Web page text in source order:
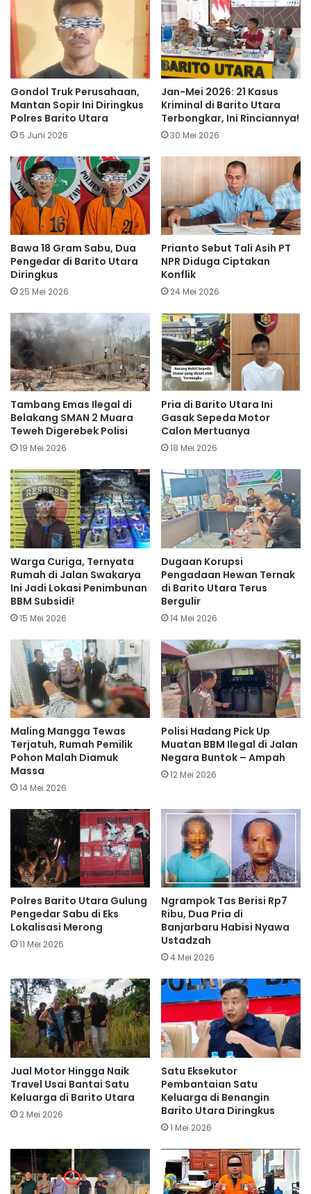
Gondol Truk Perusahaan,
Mantan Sopir Ini Diringkus
Polres Barito Utara
5 Juni 2026
Jan-Mei 2026: 21 Kasus
Kriminal di Barito Utara
Terbongkar, Ini Rinciannya!
30 Mei 2026
Bawa 18 Gram Sabu, Dua
Pengedar di Barito Utara
Diringkus
25 Mei 2026
Prianto Sebut Tali Asih PT
NPR Diduga Ciptakan
Konflik
24 Mei 2026
Tambang Emas Ilegal di
Belakang SMAN 2 Muara
Teweh Digerebek Polisi
19 Mei 2026
Pria di Barito Utara Ini
Gasak Sepeda Motor
Calon Mertuanya
18 Mei 2026
Warga Curiga, Ternyata
Rumah di Jalan Swakarya
Ini Jadi Lokasi Penimbunan
BBM Subsidi!
15 Mei 2026
Dugaan Korupsi
Pengadaan Hewan Ternak
di Barito Utara Terus
Bergulir
14 Mei 2026
Maling Mangga Tewas
Terjatuh, Rumah Pemilik
Pohon Malah Diamuk
Massa
14 Mei 2026
Polisi Hadang Pick Up
Muatan BBM Ilegal di Jalan
Negara Buntok – Ampah
12 Mei 2026
Polres Barito Utara Gulung
Pengedar Sabu di Eks
Lokalisasi Merong
11 Mei 2026
Ngrampok Tas Berisi Rp7
Ribu, Dua Pria di
Banjarbaru Habisi Nyawa
Ustadzah
4 Mei 2026
Jual Motor Hingga Naik
Travel Usai Bantai Satu
Keluarga di Barito Utara
2 Mei 2026
Satu Eksekutor
Pembantaian Satu
Keluarga di Benangin
Barito Utara Diringkus
1 Mei 2026